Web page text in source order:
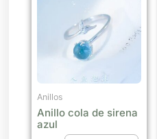
Anillos
Anillo cola de sirena
azul